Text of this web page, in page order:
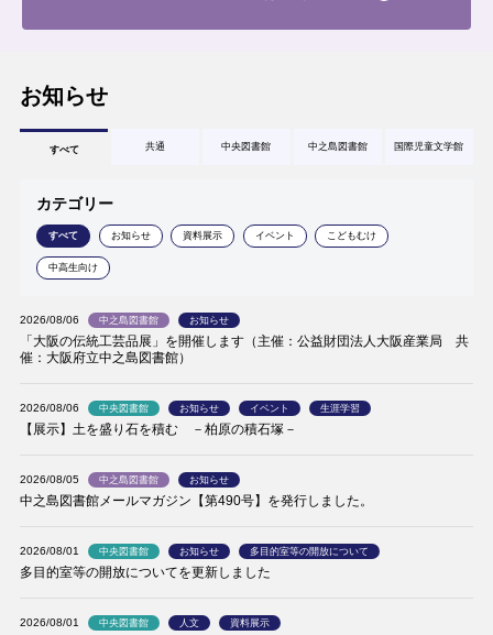
お知らせ
すべて 共通 中央図書館 中之島図書館 国際児童文学館
カテゴリー
すべて お知らせ 資料展示 イベント こどもむけ
中高生向け
2026/08/06 中之島図書館 お知らせ
「大阪の伝統工芸品展」を開催します（主催：公益財団法人大阪産業局 共
催：大阪府立中之島図書館）
2026/08/06 中央図書館 お知らせ イベント 生涯学習
【展示】土を盛り石を積む －柏原の積石塚－
2026/08/05 中之島図書館 お知らせ
中之島図書館メールマガジン【第490号】を発行しました。
2026/08/01 中央図書館 お知らせ 多目的室等の開放について
多目的室等の開放についてを更新しました
2026/08/01 中央図書館 人文 資料展示